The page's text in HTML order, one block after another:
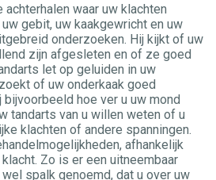
waar uw klachten
gebit, uw kaakgewricht en uw
onderzoeken. Hij kijkt of uw
zijn afgesleten en of ze goed
let op geluiden in uw
of uw onderkaak goed
hoe ver u uw mond
tandarts van u willen weten of u
klachten of andere spanningen.
afhankelijk
Zo is er een uitneembaar
spalk genoemd, dat u over uw